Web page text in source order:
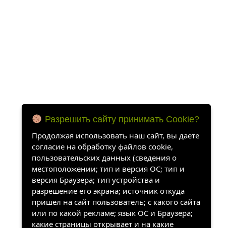
Разрешить сайту принимать Cookie?
Продолжая использовать наш сайт, вы даете
согласие на обработку файлов cookie,
пользовательских данных (сведения о
местоположении; тип и версия ОС; тип и
версия Браузера; тип устройства и
разрешение его экрана; источник откуда
пришел на сайт пользователь; с какого сайта
или по какой рекламе; язык ОС и Браузера;
какие страницы открывает и на какие